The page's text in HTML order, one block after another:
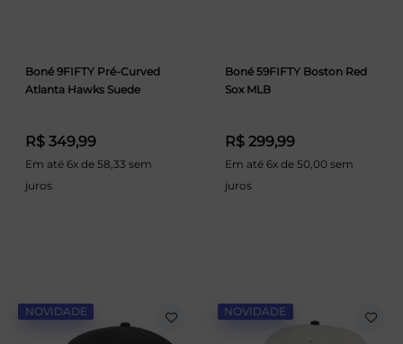
Boné 9FIFTY Pré-Curved
Atlanta Hawks Suede
R$ 349,99
Em até 6x de 58,33 sem
juros
Boné 59FIFTY Boston Red
Sox MLB
R$ 299,99
Em até 6x de 50,00 sem
juros
NOVIDADE NOVIDADE